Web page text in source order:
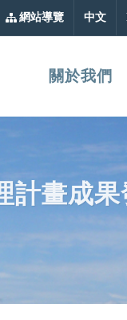
網站導覽 中文中文
關於我們
計畫成